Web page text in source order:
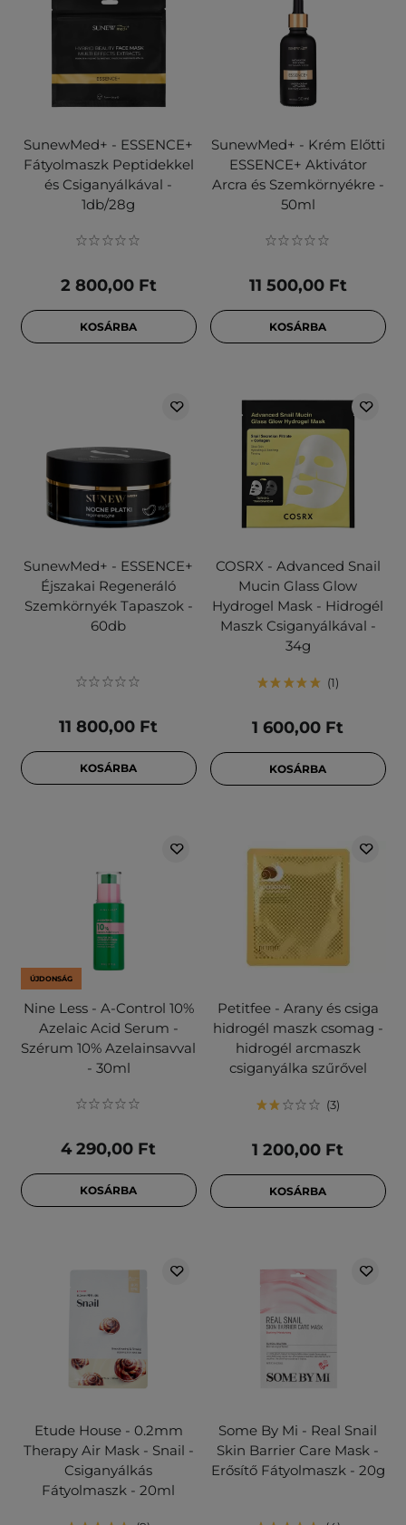
SunewMed+ - ESSENCE+
Fátyolmaszk Peptidekkel
és Csiganyálkával -
1db/28g
2 800,00 Ft
KOSÁRBA
SunewMed+ - Krém Előtti
ESSENCE+ Aktivátor
Arcra és Szemkörnyékre -
50ml
11 500,00 Ft
KOSÁRBA
SunewMed+ - ESSENCE+
Éjszakai Regeneráló
Szemkörnyék Tapaszok -
60db
11 800,00 Ft
KOSÁRBA
COSRX - Advanced Snail
Mucin Glass Glow
Hydrogel Mask - Hidrogél
Maszk Csiganyálkával -
34g
1
1 600,00 Ft
KOSÁRBA
ÚJDONSÁG
Nine Less - A-Control 10%
Azelaic Acid Serum -
Szérum 10% Azelainsavval
- 30ml
4 290,00 Ft
KOSÁRBA
Petitfee - Arany és csiga
hidrogél maszk csomag -
hidrogél arcmaszk
csiganyálka szűrővel
3
1 200,00 Ft
KOSÁRBA
Etude House - 0.2mm
Therapy Air Mask - Snail -
Csiganyálkás
Fátyolmaszk - 20ml
Some By Mi - Real Snail
Skin Barrier Care Mask -
Erősítő Fátyolmaszk - 20g